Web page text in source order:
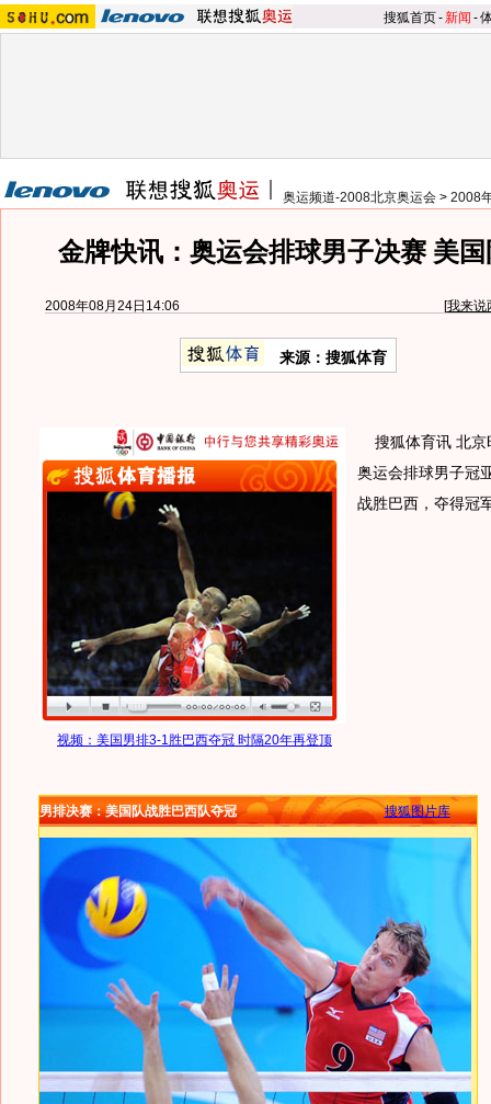
搜狐首页-新闻 -
奥运频道-2008北京奥运会 > 2008
金牌快讯：奥运会排球男子决赛 美
2008年08月24日14:06 [我来说
来源：搜狐体育
视频：美国男排3-1胜巴西夺冠 时隔20年再登顶
搜狐体育讯 北京
奥运会排球男子冠
战胜巴西，夺得冠
男排决赛：美国队战胜巴西队夺冠 搜狐图片库